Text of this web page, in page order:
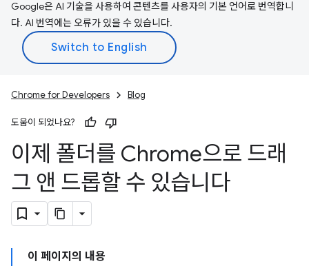
Google은 AI 기술을 사용하여 콘텐츠를 사용자의 기본 언어로 번역합니
다. AI 번역에는 오류가 있을 수 있습니다.
Chrome for Developers Blog
도움이 되었나요?
이제 폴더를 Chrome으로 드래
그 앤 드롭할 수 있습니다
이 페이지의 내용